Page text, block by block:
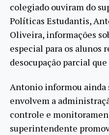
colegiado ouviram do
Políticas Estudantis,
Oliveira, informações
especial para os alunos
desocupação parcial
Antonio informou ainda
envolvem a
controle e
superintendente